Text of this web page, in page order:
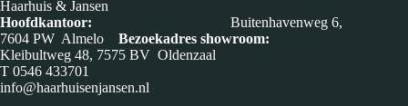
Haarhuis & Jansen
Hoofdkantoor: Buitenhavenweg 6,
7604 PW Almelo Bezoekadres showroom:
Kleibultweg 48, 7575 BV Oldenzaal
T 0546 433701
info@haarhuisenjansen.nl